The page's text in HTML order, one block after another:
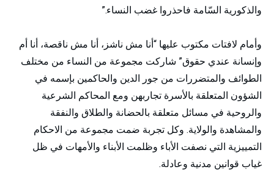
والذكورية السّامة فاحذروا غضب النساء.”
وأمام لافتات مكتوب عليها “أنا مش ناشز، أنا مش ناقصة، أنا أم
وإنسانة عندي حقوق” شاركت مجموعة من النساء من مختلف
الطوائف والمتضررات من جور الدين والحاكمين بإسمه في
الشؤون المتعلقة بالأسرة تجاربهن ومع المحاكم الشرعية
والروحية في مسائل متعلقة بالحضانة والطلاق والنفقة
والمشاهدة والولاية. وكل تجربة ضمت مجموعة من الاحكام
التمييزية التي نصفت الأباء وظلمت الأبناء والأمهات في ظل
غياب قوانين مدنية وعادلة.